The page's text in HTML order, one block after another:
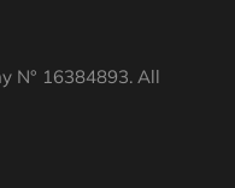
N° 16384893. All